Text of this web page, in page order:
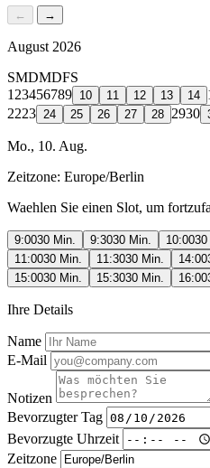
← →
August 2026
SMDMDFS
1 23456789 10 11 12 13 14
2223 24 25 26 27 28 2930
Mo., 10. Aug.
Zeitzone: Europe/Berlin
Waehlen Sie einen Slot, um
9:0030 Min. 9:3030 Min. 10:0030
11:0030 Min. 11:3030 Min. 14:00
15:0030 Min. 15:3030 Min. 16:00
Ihre Details
Name
E-Mail
Notizen
Bevorzugter Tag
Bevorzugte Uhrzeit
Zeitzone